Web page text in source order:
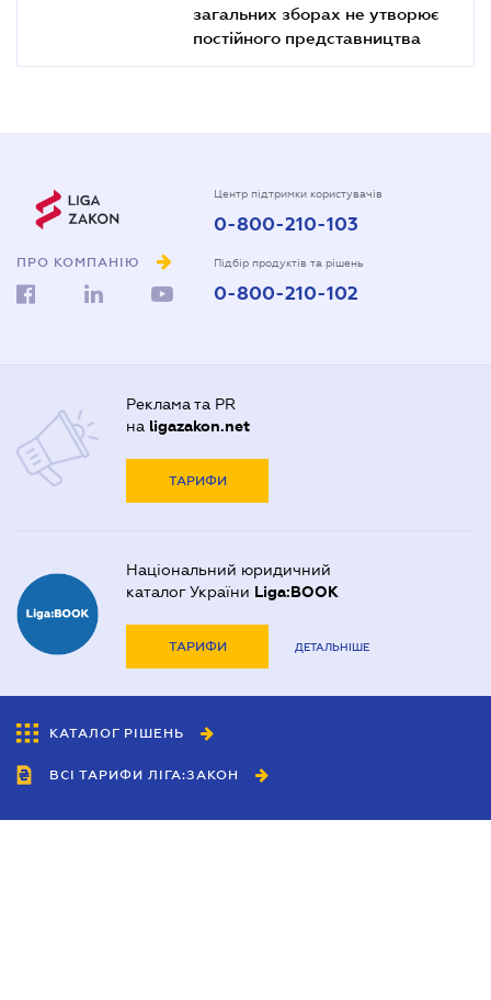
загальних зборах не утворює
постійного представництва
ПРО КОМПАНІЮ
Центр підтримки користувачів
0-800-210-103
Підбір продуктів та рішень
0-800-210-102
Реклама та PR
на ligazakon.net
ТАРИФИ
Національний юридичний
каталог України Liga:BOOK
ТАРИФИ ДЕТАЛЬНІШЕ
КАТАЛОГ РІШЕНЬ
ВСІ ТАРИФИ ЛІГА:ЗАКОН